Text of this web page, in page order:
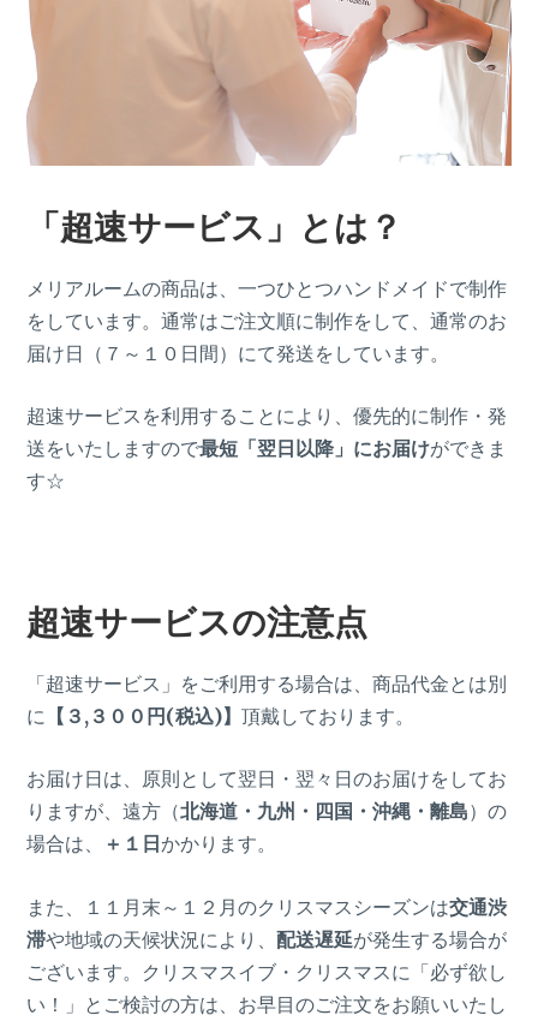
「超速サービス」とは？
メリアルームの商品は、一つひとつハンドメイドで制作
をしています。通常はご注文順に制作をして、通常のお
届け日（７～１０日間）にて発送をしています。
超速サービスを利用することにより、優先的に制作・発
送をいたしますので最短「翌日以降」にお届けができま
す☆
超速サービスの注意点
「超速サービス」をご利用する場合は、商品代金とは別
に
【３,３００円(税込)】頂戴しております。
お届け日は、原則として翌日・翌々日のお届けをしてお
りますが、遠方（北海道・九州・四国・沖縄・離島）の
場合は、
＋１日かかります。
また、１１月末～１２月のクリスマスシーズンは交通渋
滞や地域の天候状況により、配送遅延が発生する場合が
ございます。クリスマスイブ・クリスマスに「必ず欲し
い！」とご検討の方は、お早目のご注文をお願いいたし